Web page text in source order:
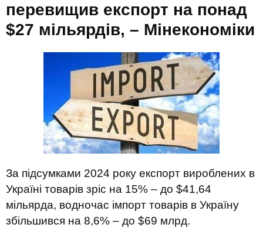
перевищив експорт на понад
$27 мільярдів, – Мінекономіки
За підсумками 2024 року експорт вироблених в
Україні товарів зріс на 15% – до $41,64
мільярда, водночас імпорт товарів в Україну
збільшився на 8,6% – до $69 млрд.